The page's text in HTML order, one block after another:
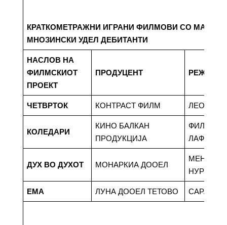
КРАТКОМЕТРАЖНИ ИГРАНИ ФИЛМОВИ СО
МНОЗИНСКИ УДЕЛ ДЕБИТАНТИ
НАСЛОВ НА
ФИЛМСКИОТ
ПРОЕКТ
ПРОДУЦЕНТ РЕЖИСЕР
ЧЕТВРТОК КОНТРАСТ ФИЛМ ЛЕОН
КОЛЕДАРИ
КИНО БАЛКАН
ПРОДУКЦИЈА
ФИЛИП
ДУХ ВО ДУХОТ МОНАРКИА ДООЕЛ
МЕНТОР
ЕМА ЛУНА ДООЕЛ ТЕТОВО САРА